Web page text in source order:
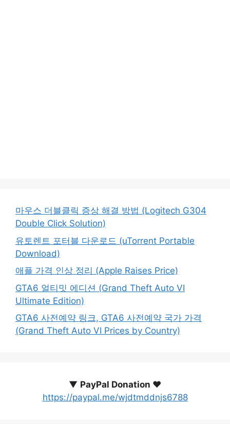
마우스 더블클릭 증상 해결 방법 (Logitech G304
Double Click Solution)
유토렌트 포터블 다운로드 (uTorrent Portable
Download)
애플 가격 인상 정리 (Apple Raises Price)
GTA6 얼티밋 에디션 (Grand Theft Auto VI
Ultimate Edition)
GTA6 사전예약 링크, GTA6 사전예약 국가 가격
(Grand Theft Auto VI Prices by Country)
▼ PayPal Donation ♥️
https://paypal.me/wjdtmddnjs6788